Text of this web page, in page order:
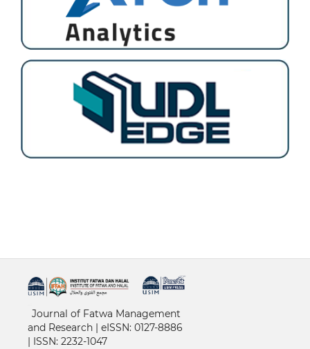
Journal of Fatwa Management
and Research | eISSN: 0127-8886
ISSN: 2232-1047